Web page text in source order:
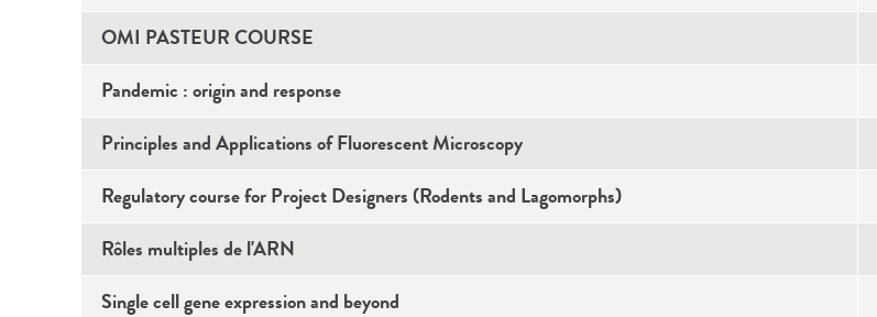
OMI PASTEUR COURSE
Pandemic : origin and response
Principles and Applications of Fluorescent Microscopy
Regulatory course for Project Designers (Rodents and Lagomorphs)
Rôles multiples de l'ARN
Single cell gene expression and beyond